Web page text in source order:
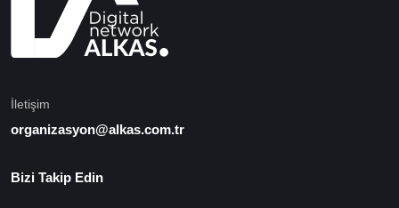
İletişim
organizasyon@alkas.com.tr
Bizi Takip Edin